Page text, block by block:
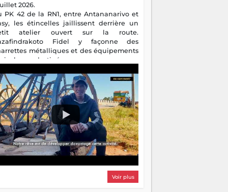
2026.
PK 42 de la RN1, entre Antananarivo et
les étincelles jaillissent derrière un
atelier ouvert sur la route.
Fidel y façonne des
métalliques et des équipements
destinés aux campagnes
il perpétue un métier discret mais
Voir plus